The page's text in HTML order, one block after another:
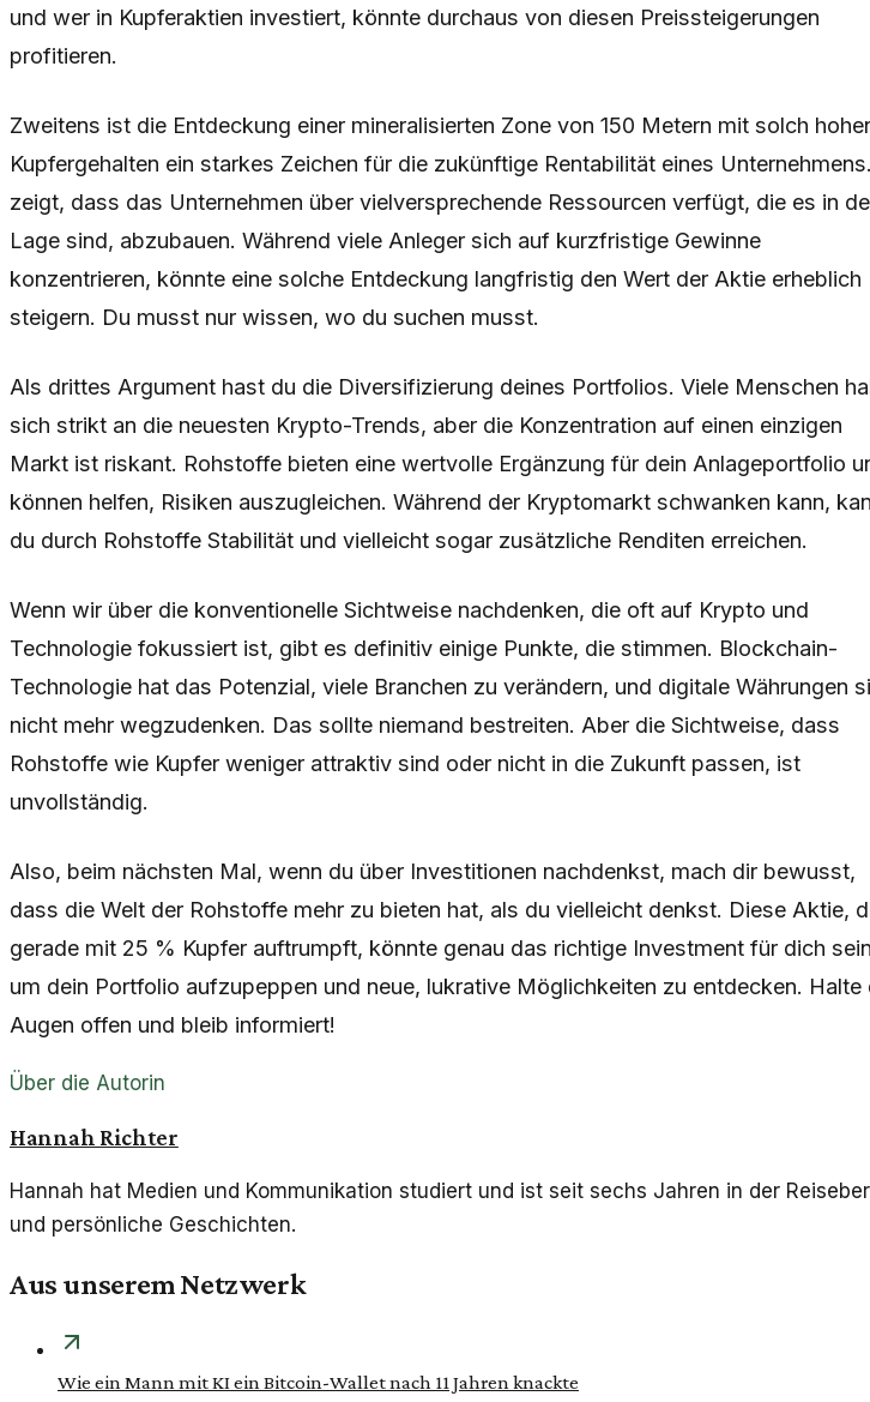
und wer in Kupferaktien investiert, könnte durchaus von diesen Preissteigerungen
profitieren.
Zweitens ist die Entdeckung einer mineralisierten Zone von 150 Metern mit solch
Kupfergehalten ein starkes Zeichen für die zukünftige Rentabilität eines
zeigt, dass das Unternehmen über vielversprechende Ressourcen verfügt, die es in
Lage sind, abzubauen. Während viele Anleger sich auf kurzfristige Gewinne
konzentrieren, könnte eine solche Entdeckung langfristig den Wert der Aktie erheblich
steigern. Du musst nur wissen, wo du suchen musst.
Als drittes Argument hast du die Diversifizierung deines Portfolios. Viele Menschen
sich strikt an die neuesten Krypto-Trends, aber die Konzentration auf einen einzigen
Markt ist riskant. Rohstoffe bieten eine wertvolle Ergänzung für dein Anlageportfolio
können helfen, Risiken auszugleichen. Während der Kryptomarkt schwanken kann,
du durch Rohstoffe Stabilität und vielleicht sogar zusätzliche Renditen erreichen.
Wenn wir über die konventionelle Sichtweise nachdenken, die oft auf Krypto und
Technologie fokussiert ist, gibt es definitiv einige Punkte, die stimmen. Blockchain-
Technologie hat das Potenzial, viele Branchen zu verändern, und digitale Währungen
nicht mehr wegzudenken. Das sollte niemand bestreiten. Aber die Sichtweise, dass
Rohstoffe wie Kupfer weniger attraktiv sind oder nicht in die Zukunft passen, ist
unvollständig.
Also, beim nächsten Mal, wenn du über Investitionen nachdenkst, mach dir bewusst,
dass die Welt der Rohstoffe mehr zu bieten hat, als du vielleicht denkst. Diese Aktie,
gerade mit 25 % Kupfer auftrumpft, könnte genau das richtige Investment für dich
um dein Portfolio aufzupeppen und neue, lukrative Möglichkeiten zu entdecken. Halte
Augen offen und bleib informiert!
Über die Autorin
Hannah Richter
Hannah hat Medien und Kommunikation studiert und ist seit sechs Jahren in der
und persönliche Geschichten.
Aus unserem Netzwerk
Wie ein Mann mit KI ein Bitcoin-Wallet nach 11 Jahren knackte